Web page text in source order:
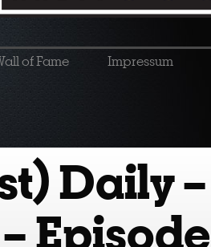
of Fame Impressum
Daily –